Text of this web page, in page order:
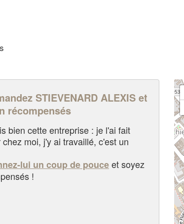
STIEVENARD ALEXIS et
récompensés
bien cette entreprise : je l'ai fait
moi, j'y ai travaillé, c'est un
lui un coup de pouceet soyez
!